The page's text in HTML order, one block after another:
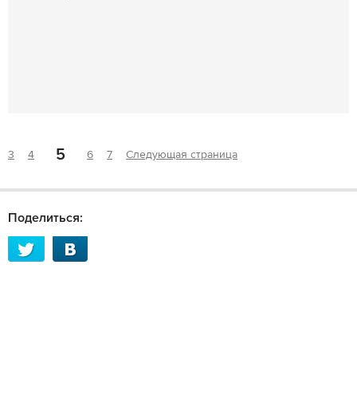
3 4 5 6 7 Следующая страница
Поделиться: